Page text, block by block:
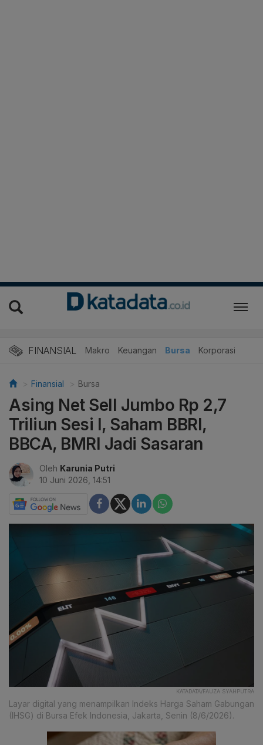
FINANSIAL Makro Keuangan Bursa Korporasi
Finansial Bursa
Asing Net Sell Jumbo Rp 2,7
Triliun Sesi I, Saham BBRI,
BBCA, BMRI Jadi Sasaran
Oleh Karunia Putri
10 Juni 2026, 14:51
KATADATA/FAUZA SYAHPUTRA
Layar digital yang menampilkan Indeks Harga Saham Gabungan
(IHSG) di Bursa Efek Indonesia, Jakarta, Senin (8/6/2026).